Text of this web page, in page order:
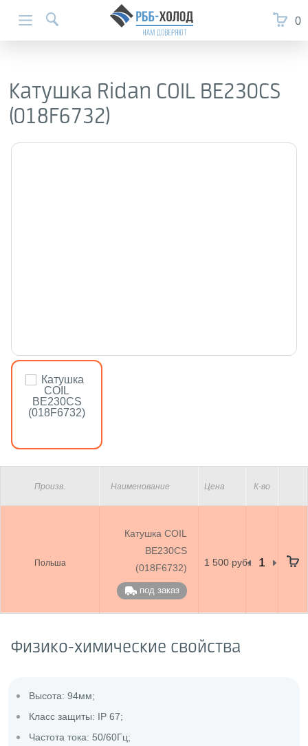
0
Катушка Ridan COIL BE230СS
(018F6732)
Произв. Наименование Цена К-во
Польша
Катушка COIL
BE230СS
(018F6732)
под заказ
1 500 руб.
Физико-химические свойства
Высота: 94мм;
Класс защиты: IP 67;
Частота тока: 50/60Гц;